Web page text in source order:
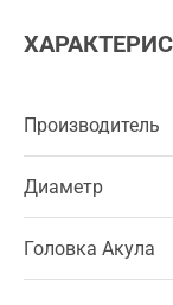
Производитель
Диаметр
Головка Акула